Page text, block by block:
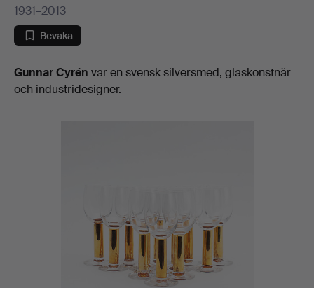
1931–2013
Bevaka
Biografi
Gunnar Cyrén var en svensk silversmed, glaskonstnär
och industridesigner.